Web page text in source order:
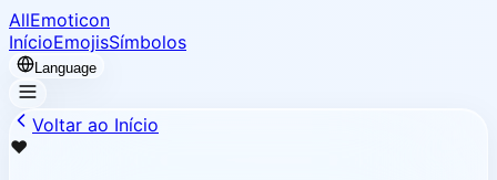
AllEmoticon
InícioEmojisSímbolos
Language
Voltar ao Início
❤️